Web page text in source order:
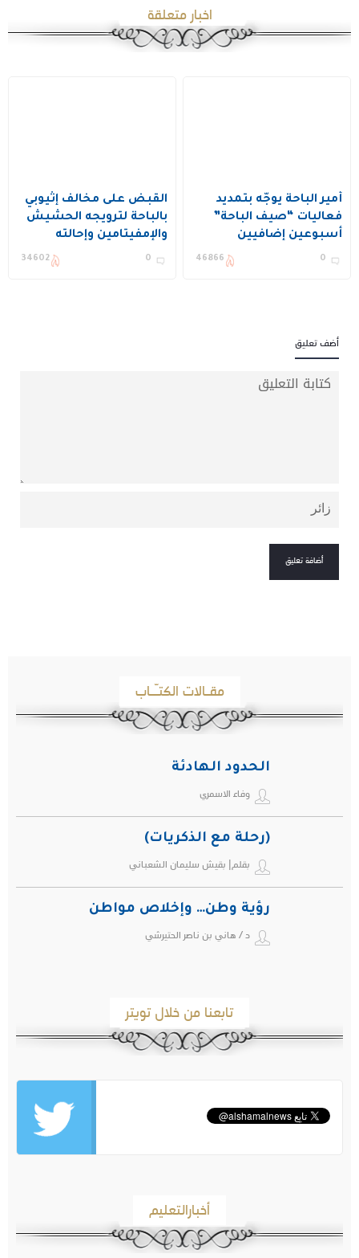
اخبار متعلقة
أمير الباحة يوجّه بتمديد
فعاليات “صيف الباحة”
أسبوعين إضافيين
استجابة للإقبال الكبير
0
46866
القبض على مخالف إثيوبي
بالباحة لترويجه الحشيش
والإمفيتامين وإحالته
للنيابة العامة
0
34602
أضف تعليق
مقـالات الكتـّـاب
الحدود الهادئة
وفاء الاسمري
(رحلة مع الذكريات)
بقلم| بقيش سليمان الشعباني
رؤية وطن… وإخلاص مواطن
د / هاني بن ناصر الحتيرشي
تابعنا من خلال تويتر
أخبارالتعليم